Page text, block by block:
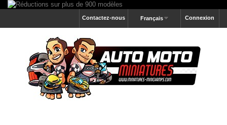
Connexion
Français
Contactez-nous